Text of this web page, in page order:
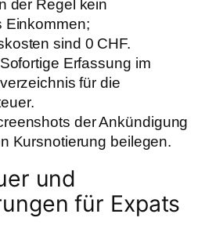
der Regel kein
Einkommen;
sind 0 CHF.
Sofortige Erfassung im
für die
der Ankündigung
Kursnotierung beilegen.
und
für Expats